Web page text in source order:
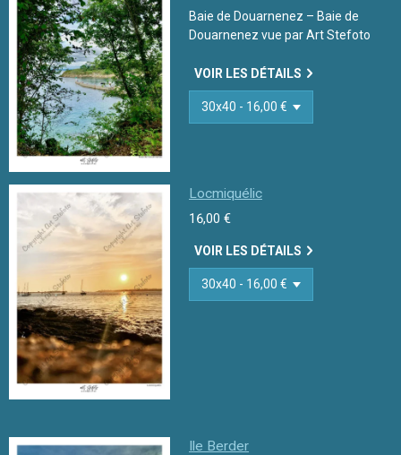
Baie de Douarnenez – Baie de
Douarnenez vue par Art Stefoto
VOIR LES DÉTAILS
Locmiquélic
16,00 €
VOIR LES DÉTAILS
Ile Berder